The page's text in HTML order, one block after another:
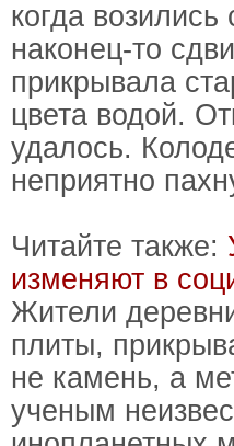
когда
наконец-то
прикрывала
цвета водой.
удалось.
неприятно
Читайте также:
изменяют в
Жители
плиты,
не камень, а
ученым